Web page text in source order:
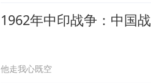
1962年中印战争：中国
他走我心既空